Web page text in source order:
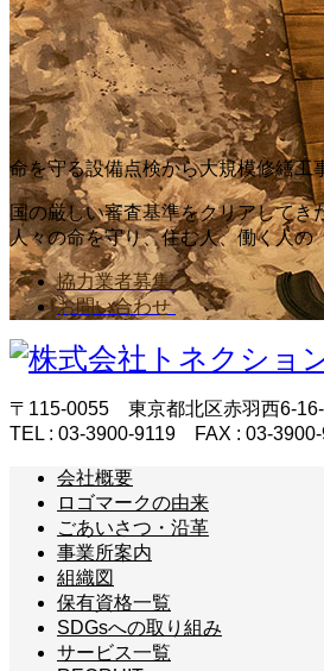
命を守る設備点検から大規模修繕工
国の厳しい審査基準をクリアしてき
人々の命を守り、住む人、働く人の
協力業者募集
お問い合わせ
〒115-0055 東京都北区赤羽西6-
TEL : 03-3900-9119 FAX : 03-
会社概要
ロゴマークの由来
ごあいさつ・沿革
事業所案内
組織図
保有資格一覧
SDGsへの取り組み
サービス一覧